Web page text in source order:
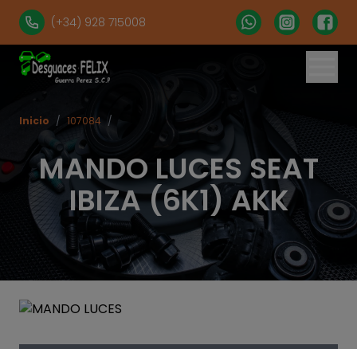
(+34) 928 715008
MANDO LUCES SEAT
IBIZA (6K1) AKK
Inicio / 107084 /